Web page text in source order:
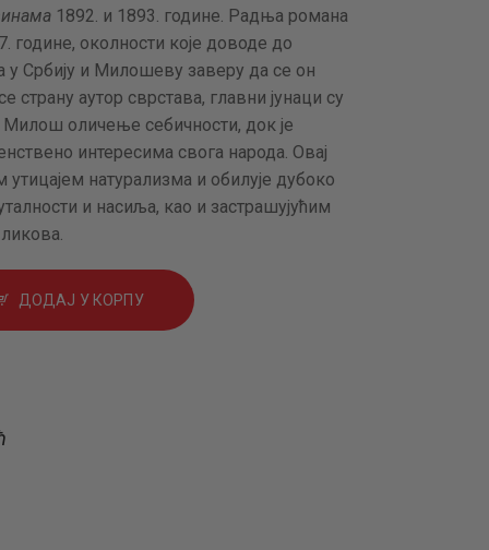
1892. и 1893. године. Радња романа
године, околности које доводе до
у Србију и Милошеву заверу да се он
страну аутор сврстава, главни јунаци су
Милош оличење себичности, док је
интересима свога народа. Овај
натурализма и обилује дубоко
и насиља, као и застрашујућим
ДОДАЈ У КОРПУ